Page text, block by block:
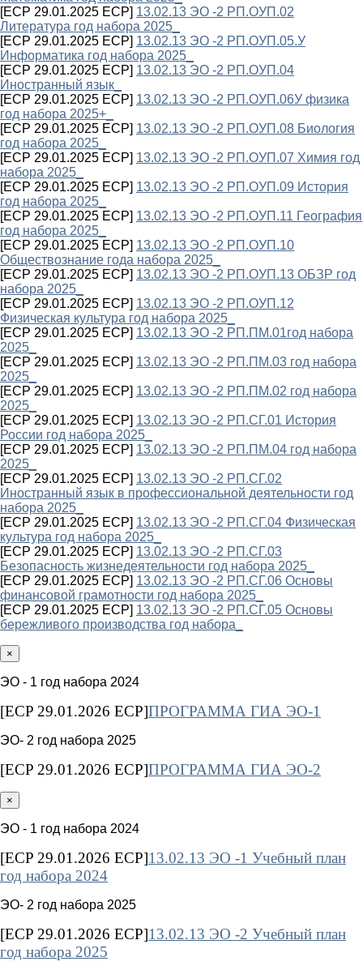
[ECP 29.01.2025 ECP] 13.02.13 ЭО -2 РП.ОУП.02
Литература год набора 2025_
[ECP 29.01.2025 ECP] 13.02.13 ЭО -2 РП.ОУП.05.У
Информатика год набора 2025_
[ECP 29.01.2025 ECP] 13.02.13 ЭО -2 РП.ОУП.04
Иностранный язык_
[ECP 29.01.2025 ECP] 13.02.13 ЭО -2 РП.ОУП.06У физика
год набора 2025+_
[ECP 29.01.2025 ECP] 13.02.13 ЭО -2 РП.ОУП.08 Биология
год набора 2025_
[ECP 29.01.2025 ECP] 13.02.13 ЭО -2 РП.ОУП.07 Химия год
набора 2025_
[ECP 29.01.2025 ECP] 13.02.13 ЭО -2 РП.ОУП.09 История
год набора 2025_
[ECP 29.01.2025 ECP] 13.02.13 ЭО -2 РП.ОУП.11 География
год набора 2025_
[ECP 29.01.2025 ECP] 13.02.13 ЭО -2 РП.ОУП.10
Обществознание года набора 2025_
[ECP 29.01.2025 ECP] 13.02.13 ЭО -2 РП.ОУП.13 ОБЗР год
набора 2025_
[ECP 29.01.2025 ECP] 13.02.13 ЭО -2 РП.ОУП.12
Физическая культура год набора 2025_
[ECP 29.01.2025 ECP] 13.02.13 ЭО -2 РП.ПМ.01год набора
2025_
[ECP 29.01.2025 ECP] 13.02.13 ЭО -2 РП.ПМ.03 год набора
2025_
[ECP 29.01.2025 ECP] 13.02.13 ЭО -2 РП.ПМ.02 год набора
2025_
[ECP 29.01.2025 ECP] 13.02.13 ЭО -2 РП.СГ.01 История
России год набора 2025_
[ECP 29.01.2025 ECP] 13.02.13 ЭО -2 РП.ПМ.04 год набора
2025_
[ECP 29.01.2025 ECP] 13.02.13 ЭО -2 РП.СГ.02
Иностранный язык в профессиональной деятельности год
набора 2025_
[ECP 29.01.2025 ECP] 13.02.13 ЭО -2 РП.СГ.04 Физическая
культура год набора 2025_
[ECP 29.01.2025 ECP] 13.02.13 ЭО -2 РП.СГ.03
Безопасность жизнедеятельности год набора 2025_
[ECP 29.01.2025 ECP] 13.02.13 ЭО -2 РП.СГ.06 Основы
финансовой грамотности год набора 2025_
[ECP 29.01.2025 ECP] 13.02.13 ЭО -2 РП.СГ.05 Основы
бережливого производства год набора_
×
ЭО - 1 год набора 2024
[ECP 29.01.2026 ECP]ПРОГРАММА ГИА ЭО-1
ЭО- 2 год набора 2025
[ECP 29.01.2026 ECP]ПРОГРАММА ГИА ЭО-2
×
ЭО - 1 год набора 2024
[ECP 29.01.2026 ECP]13.02.13 ЭО -1 Учебный план
год набора 2024
ЭО- 2 год набора 2025
[ECP 29.01.2026 ECP]13.02.13 ЭО -2 Учебный план
год набора 2025